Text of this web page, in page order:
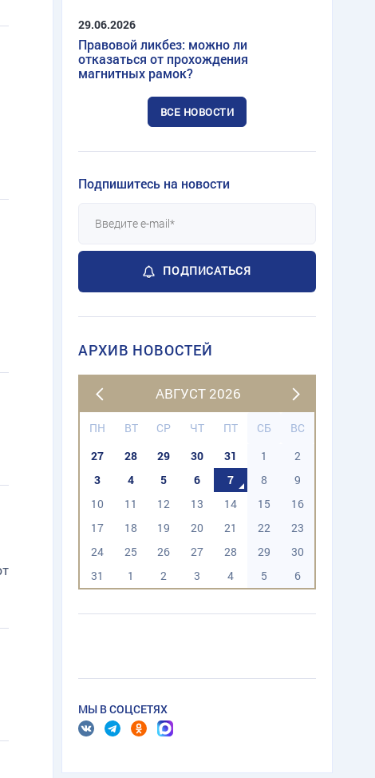
29.06.2026
Правовой ликбез: можно ли
отказаться от прохождения
магнитных рамок?
ВСЕ НОВОСТИ
Подпишитесь на новости
ПОДПИСАТЬСЯ
АРХИВ НОВОСТЕЙ
АВГУСТ 2026
ПН ВТ СР ЧТ ПТ СБ
ВС
27
28 29 30 31 1
2
3
4 5 6 7 8
9
10
11 12 13 14 15
16
17
18 19 20 21 22
23
24
25 26 27 28 29
30
31
1 2 3 4 5 6
МЫ В СОЦСЕТЯХ